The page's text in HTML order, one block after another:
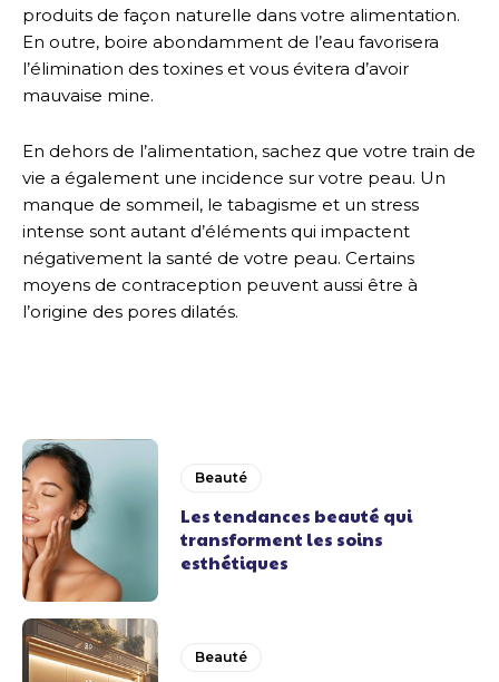
produits de façon naturelle dans votre alimentation.
En outre, boire abondamment de l’eau favorisera
l’élimination des toxines et vous évitera d’avoir
mauvaise mine.
En dehors de l’alimentation, sachez que votre train de
vie a également une incidence sur votre peau. Un
manque de sommeil, le tabagisme et un stress
intense sont autant d’éléments qui impactent
négativement la santé de votre peau. Certains
moyens de contraception peuvent aussi être à
l’origine des pores dilatés.
Beauté
Les tendances beauté qui
transforment les soins
esthétiques
Beauté